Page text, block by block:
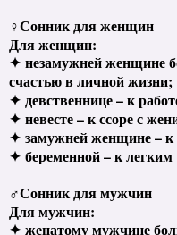
♀Сонник для женщин
Для женщин:
✦ незамужней женщине
счастью в личной жизни;
✦ девственнице – к
✦ невесте – к ссоре с
✦ замужней женщине – к
✦ беременной – к
♂Сонник для мужчин
Для мужчин:
✦ женатому мужчине